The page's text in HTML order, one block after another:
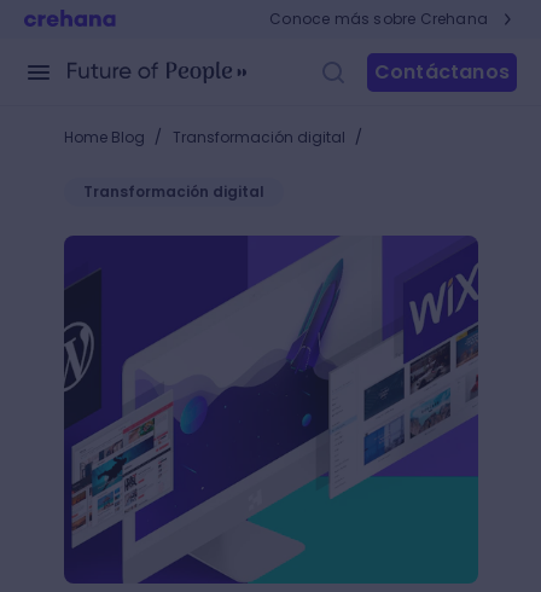
Conoce más sobre Crehana
Contáctanos
Home Blog / Transformación digital /
Transformación digital
WordPress vs. Wix: ¿con cuál crear una web si no